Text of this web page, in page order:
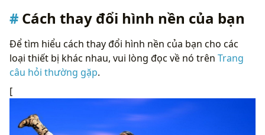
Cách thay đổi hình nền của bạn
Để tìm hiểu cách thay đổi hình nền của bạn cho các
loại thiết bị khác nhau, vui lòng đọc về nó trên Trang
câu hỏi thường gặp.
[